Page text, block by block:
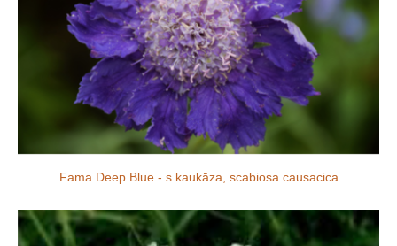
Fama Deep Blue - s.kaukāza, scabiosa causacica